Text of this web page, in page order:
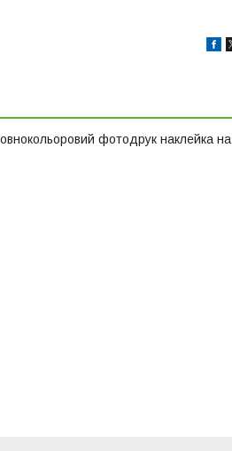
фотодрук наклейка на